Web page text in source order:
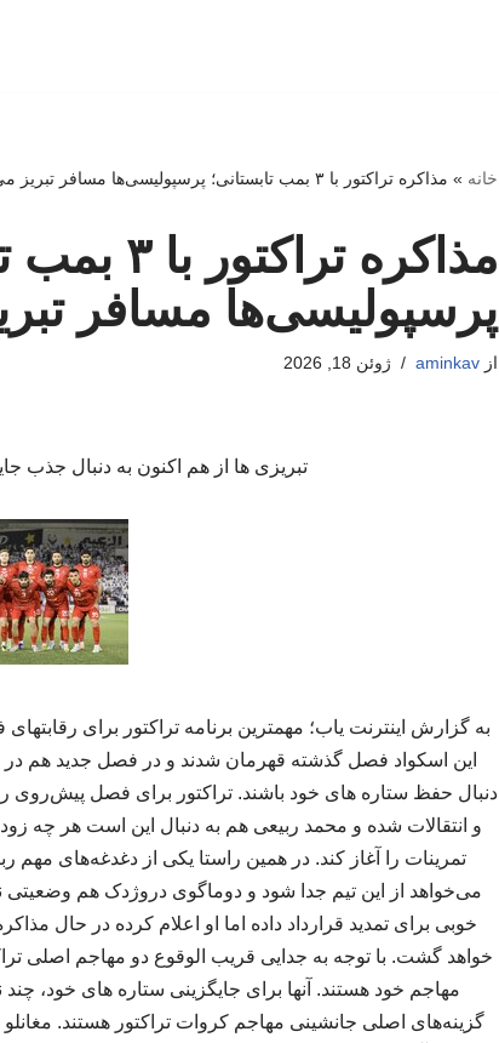
خانه » مذاکره تراکتور با ۳ بمب تابستانی؛ پرسپولیسی‌ها مسافر تبریز می‌شوند؟
مذاکره
پرسپولیسی‌ها مسافر
ازaminkav ژوئن 18, 2026
تبریزی ها از هم اکنون به دنبال جذب
به گزارش اینترنت یاب؛ مهمترین برنامه تراکتور برای
این اسکواد فصل گذشته قهرمان شدند و در فصل جدید هم در
دنبال حفظ ستاره های خود باشند. تراکتور برای فصل پیش‌روی
و انتقالات شده و محمد ربیعی هم به دنبال این است هر چه
تمرینات را آغاز کند. در همین راستا یکی از دغدغه‌های
می‌خواهد از این تیم جدا شود و دوماگوی دروژدک هم وضعیتی
خوبی برای تمدید قرارداد داده اما او اعلام کرده در حال
خواهد گشت. با توجه به جدایی قریب الوقوع دو مهاجم اصلی
مهاجم خود هستند. آنها برای جایگزینی ستاره های خود، چند
گزینه‌های اصلی جانشینی مهاجم کروات تراکتور هستند.